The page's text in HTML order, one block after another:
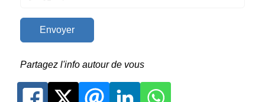
Envoyer
Partagez l'info autour de vous